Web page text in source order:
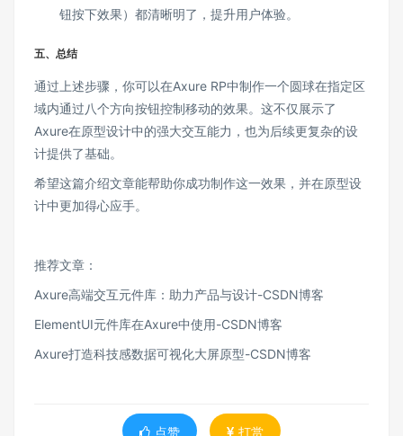
钮按下效果）都清晰明了，提升用户体验。
五、总结
通过上述步骤，你可以在Axure RP中制作一个圆球在指定区
域内通过八个方向按钮控制移动的效果。这不仅展示了
Axure在原型设计中的强大交互能力，也为后续更复杂的设
计提供了基础。
希望这篇介绍文章能帮助你成功制作这一效果，并在原型设
计中更加得心应手。
推荐文章：
Axure高端交互元件库：助力产品与设计-CSDN博客
ElementUI元件库在Axure中使用-CSDN博客
Axure打造科技感数据可视化大屏原型-CSDN博客
点赞 打赏